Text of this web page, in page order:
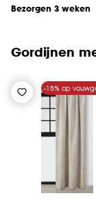
Bezorgen 3 weken
Gordijnen
-15% op